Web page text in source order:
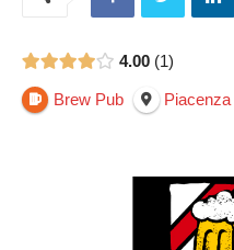
4.00 1
Brew Pub Piacenza